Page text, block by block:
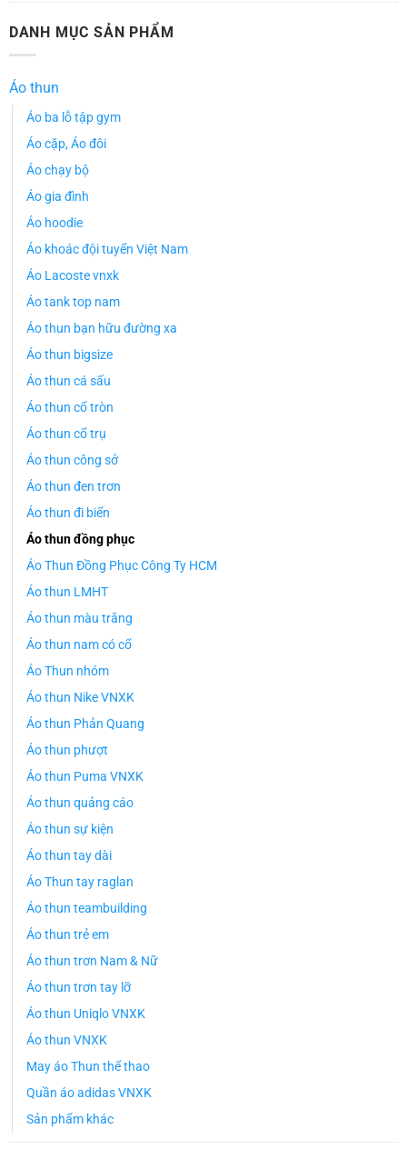
DANH MỤC SẢN PHẨM
Áo thun
Áo ba lỗ tập gym
Áo cặp, Áo đôi
Áo chạy bộ
Áo gia đình
Áo hoodie
Áo khoác đội tuyển Việt Nam
Áo Lacoste vnxk
Áo tank top nam
Áo thun bạn hữu đường xa
Áo thun bigsize
Áo thun cá sấu
Áo thun cổ tròn
Áo thun cổ trụ
Áo thun công sở
Áo thun đen trơn
Áo thun đi biển
Áo thun đồng phục
Áo Thun Đồng Phục Công Ty HCM
Áo thun LMHT
Áo thun màu trắng
Áo thun nam có cổ
Áo Thun nhóm
Áo thun Nike VNXK
Áo thun Phản Quang
Áo thun phượt
Áo thun Puma VNXK
Áo thun quảng cáo
Áo thun sự kiện
Áo thun tay dài
Áo Thun tay raglan
Áo thun teambuilding
Áo thun trẻ em
Áo thun trơn Nam & Nữ
Áo thun trơn tay lỡ
Áo thun Uniqlo VNXK
Áo thun VNXK
May áo Thun thể thao
Quần áo adidas VNXK
Sản phẩm khác